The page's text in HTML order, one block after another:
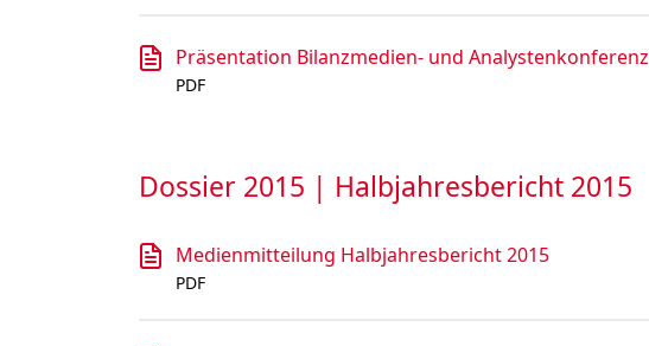
Präsentation Bilanzmedien- und Analystenkonferenz
PDF
Dossier 2015 | Halbjahresbericht 2015
Medienmitteilung Halbjahresbericht 2015
PDF